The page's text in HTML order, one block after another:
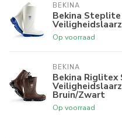
BEKINA
Bekina Steplite
Op voorraad
BEKINA
Bekina Riglitex
Bruin/Zwart
Op voorraad